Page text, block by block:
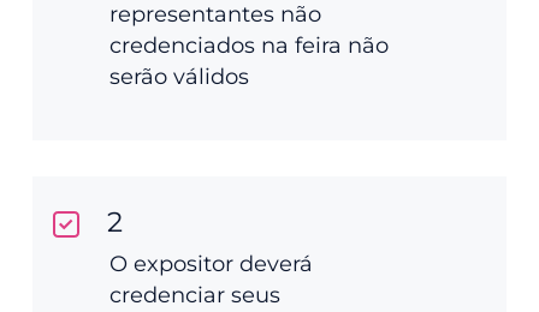
representantes não
credenciados na feira não
serão válidos
2
O expositor deverá
credenciar seus